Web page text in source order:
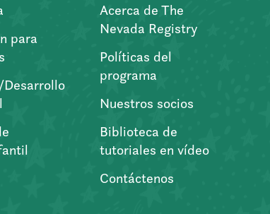
para
Acerca de The
Nevada Registry
Políticas del
programa
Nuestros socios
Biblioteca de
tutoriales en vídeo
Contáctenos